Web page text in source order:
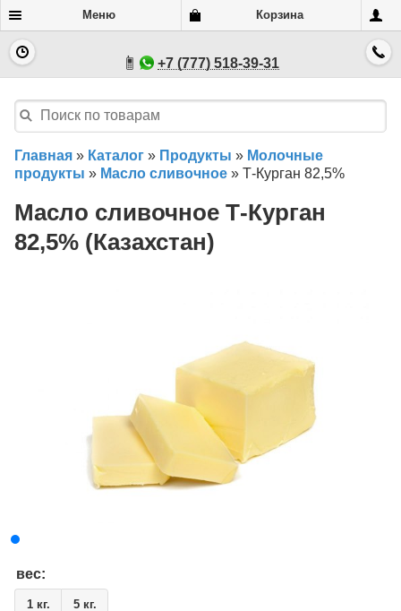
Меню Корзина
+7 (777) 518-39-31
Главная » Каталог » Продукты » Молочные
продукты » Масло сливочное » Т-Курган 82,5%
Масло сливочное Т-Курган
82,5% (Казахстан)
вес:
1 кг. 5 кг.